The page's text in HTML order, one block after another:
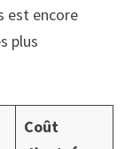
est encore
plus
Coût